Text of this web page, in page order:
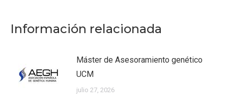
Información relacionada
Máster de Asesoramiento genético
UCM
julio 27, 2026